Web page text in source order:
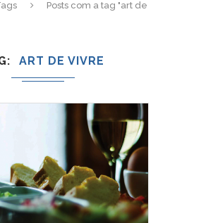
Posts com a tag "art de
ART DE VIVRE